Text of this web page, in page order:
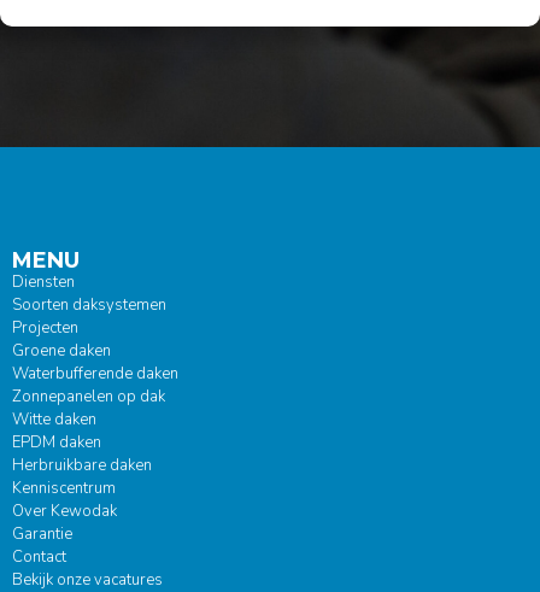
MENU
Diensten
Soorten daksystemen
Projecten
Groene daken
Waterbufferende daken
Zonnepanelen op dak
Witte daken
EPDM daken
Herbruikbare daken
Kenniscentrum
Over Kewodak
Garantie
Contact
Bekijk onze vacatures